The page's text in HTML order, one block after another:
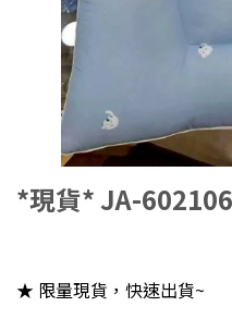
*現貨* JA-
★ 限量現貨，快速出貨~